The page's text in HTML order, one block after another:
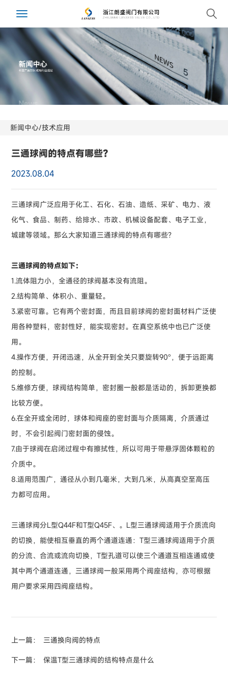
Toggle
新闻中心/技术应用
三通球阀的特点有哪些？
2023.08.04
三通球阀广泛应用于化工、石化、石油、造纸、采矿、电力、液
化气、食品、制药、给排水、市政、机械设备配套、电子工业，
城建等领域。那么大家知道三通球阀的特点有哪些？
三通球阀的特点如下：
1.流体阻力小，全通径的球阀基本没有流阻。
2.结构简单、体积小、重量轻。
3.紧密可靠。它有两个密封面，而且目前球阀的密封面材料广泛使
用各种塑料，密封性好，能实现密封。在真空系统中也已广泛使
用。
4.操作方便，开闭迅速，从全开到全关只要旋转90°，便于远距离
的控制。
5.维修方便，球阀结构简单，密封圈一般都是活动的，拆卸更换都
比较方便。
6.在全开或全闭时，球体和阀座的密封面与介质隔离，介质通过
时，不会引起阀门密封面的侵蚀。
7.由于球阀在启闭过程中有擦拭性，所以可用于带悬浮固体颗粒的
介质中。
8.适用范围广，通径从小到几毫米，大到几米，从高真空至高压
力都可应用。
三通球阀分L型Q44F和T型Q45F、。L型三通球阀适用于介质流向
的切换，能使相互垂直的两个通道连通：T型三通球阀适用于介质
的分流、合流或流向切换，T型孔道可以使三个通道互相连通或使
其中两个通道连通，三通球阀一般采用两个阀座结构，亦可根据
用户要求采用四阀座结构。
上一篇： 三通换向阀的特点
下一篇： 保温T型三通球阀的结构特点是什么